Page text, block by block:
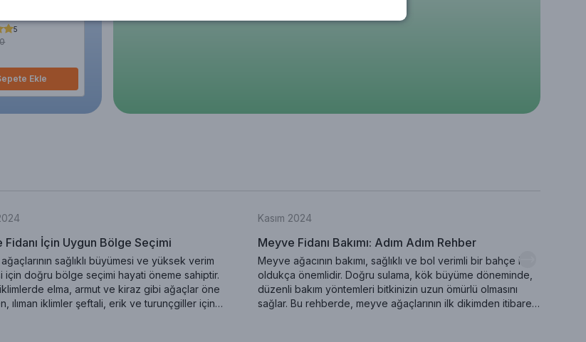
5
Ekle
Turuncu Pyracantha
Fidanı İçin Uygun Bölge Seçimi
sağlıklı büyümesi ve yüksek verim
için doğru bölge seçimi hayati öneme sahiptir.
elma, armut ve kiraz gibi ağaçlar öne
ılıman iklimler şeftali, erik ve turunçgiller için
Kasım 2024
Meyve Fidanı Bakımı: Adım Adım Rehber
Meyve ağacının bakımı, sağlıklı ve bol verimli bir bahçe için
oldukça önemlidir. Doğru sulama, kök büyüme döneminde,
düzenli bakım yöntemleri bitkinizin uzun ömürlü olmasını
sağlar. Bu rehberde, meyve ağaçlarının ilk dikimden itibaren